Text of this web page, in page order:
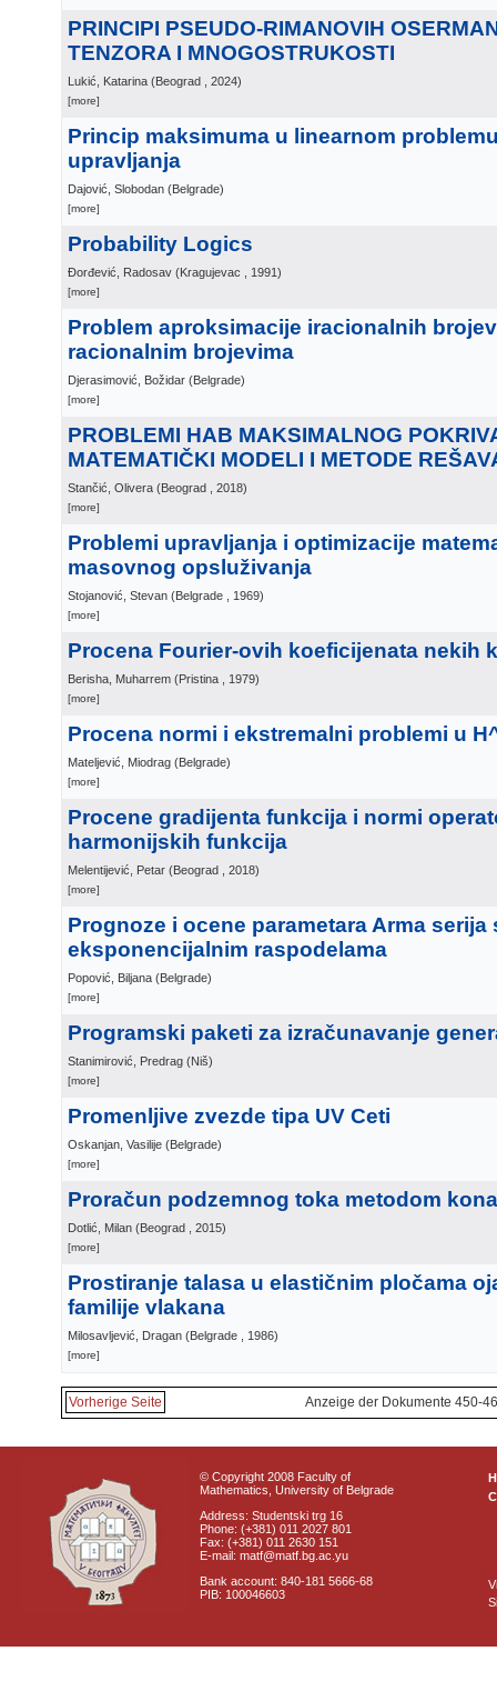
PRINCIPI PSEUDO-RIMANOVIH
TENZORA I MNOGOSTRUKOSTI
Lukić, Katarina (Beograd , 2024)
[more]
Princip maksimuma u linearnom
upravljanja
Dajović, Slobodan (Belgrade)
[more]
Probability Logics
Đorđević, Radosav (Kragujevac , 1991)
[more]
Problem aproksimacije iracionalnih
racionalnim brojevima
Djerasimović, Božidar (Belgrade)
[more]
PROBLEMI HAB MAKSIMALNOG
MATEMATIČKI MODELI I METODE
Stančić, Olivera (Beograd , 2018)
[more]
Problemi upravljanja i optimizacije
masovnog opsluživanja
Stojanović, Stevan (Belgrade , 1969)
[more]
Procena Fourier-ovih koeficijenata nekih
Berisha, Muharrem (Pristina , 1979)
[more]
Procena normi i ekstremalni problemi u
Mateljević, Miodrag (Belgrade)
[more]
Procene gradijenta funkcija i normi
harmonijskih funkcija
Melentijević, Petar (Beograd , 2018)
[more]
Prognoze i ocene parametara Arma serija
eksponencijalnim raspodelama
Popović, Biljana (Belgrade)
[more]
Programski paketi za izračunavanje
Stanimirović, Predrag (Niš)
[more]
Promenljive zvezde tipa UV Ceti
Oskanjan, Vasilije (Belgrade)
[more]
Proračun podzemnog toka metodom
Dotlić, Milan (Beograd , 2015)
[more]
Prostiranje talasa u elastičnim pločama
familije vlakana
Milosavljević, Dragan (Belgrade , 1986)
[more]
Vorherige Seite Anzeige der Dokumente 450-
© Copyright 2008 Faculty of
Mathematics, University of Belgrade
Address: Studentski trg 16
Phone: (+381) 011 2027 801
Fax: (+381) 011 2630 151
E-mail: matf@matf.bg.ac.yu
Bank account: 840-181 5666-68
PIB: 100046603